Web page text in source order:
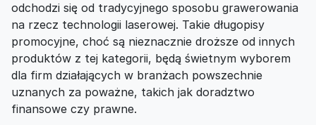
odchodzi się od tradycyjnego sposobu grawerowania
na rzecz technologii laserowej. Takie długopisy
promocyjne, choć są nieznacznie droższe od innych
produktów z tej kategorii, będą świetnym wyborem
dla firm działających w branżach powszechnie
uznanych za poważne, takich jak doradztwo
finansowe czy prawne.